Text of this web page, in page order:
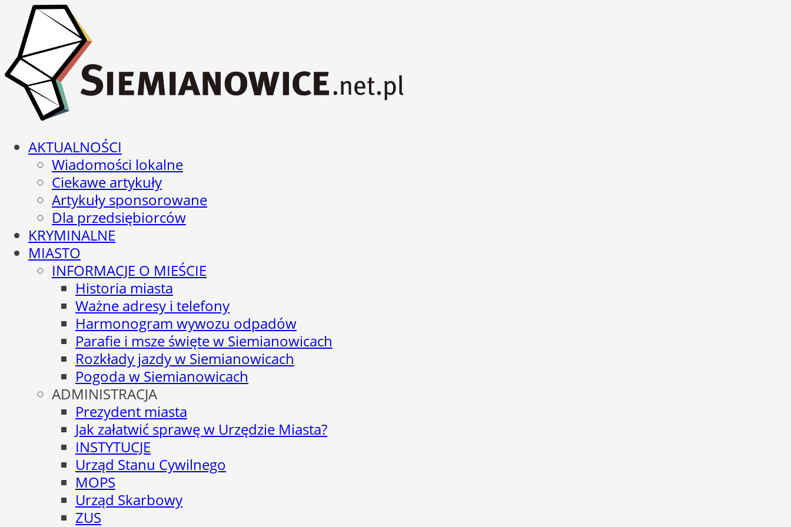
AKTUALNOŚCI
Wiadomości lokalne
Ciekawe artykuły
Artykuły sponsorowane
Dla przedsiębiorców
KRYMINALNE
MIASTO
INFORMACJE O MIEŚCIE
Historia miasta
Ważne adresy i telefony
Harmonogram wywozu odpadów
Parafie i msze święte w Siemianowicach
Rozkłady jazdy w Siemianowicach
Pogoda w Siemianowicach
ADMINISTRACJA
Prezydent miasta
Jak załatwić sprawę w Urzędzie Miasta?
INSTYTUCJE
Urząd Stanu Cywilnego
MOPS
Urząd Skarbowy
ZUS